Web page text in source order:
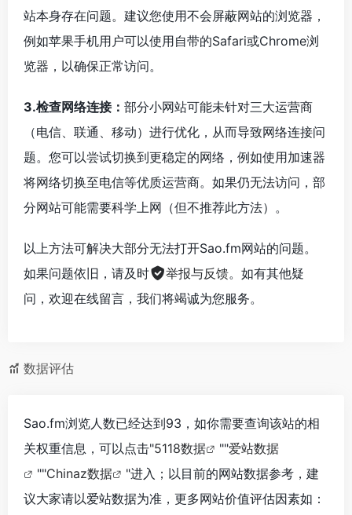
站本身存在问题。建议您使用不会屏蔽网站的浏览器，
例如苹果手机用户可以使用自带的Safari或Chrome浏
览器，以确保正常访问。
3.检查网络连接： 部分小网站可能未针对三大运营商
（电信、联通、移动）进行优化，从而导致网络连接问
题。您可以尝试切换到更稳定的网络，例如使用加速器
将网络切换至电信等优质运营商。如果仍无法访问，部
分网站可能需要科学上网（但不推荐此方法）。
以上方法可解决大部分无法打开Sao.fm网站的问题。
如果问题依旧，请及时
举报与反馈。如有其他疑
问，欢迎在线留言，我们将竭诚为您服务。
数据评估
Sao.fm浏览人数已经达到93，如你需要查询该站的相
关权重信息，可以点击"5118数据 ""爱站数据
""Chinaz数据
"进入；以目前的网站数据参考，建
议大家请以爱站数据为准，更多网站价值评估因素如：